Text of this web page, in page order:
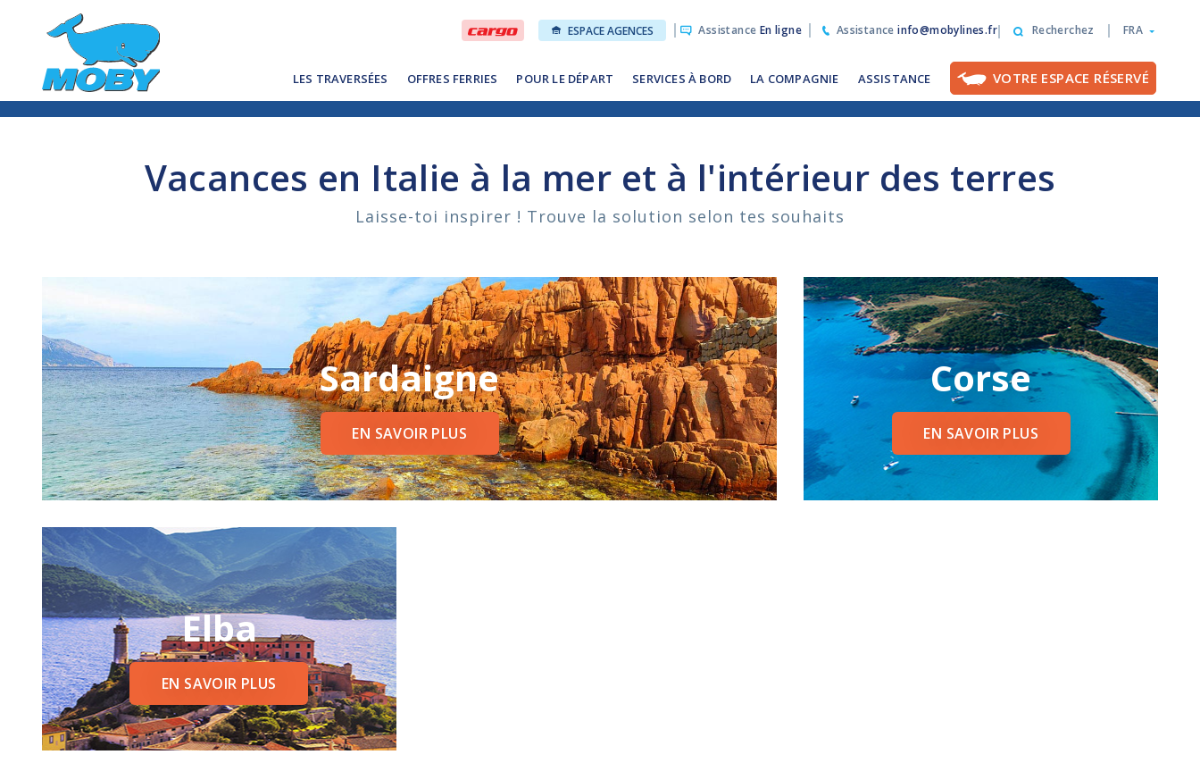
Recherchez FRA
LES TRAVERSÉES OFFRES FERRIES POUR LE DÉPART SERVICES À BORD LA COMPAGNIE ASSISTANCE VOTRE ESPACE RÉSERVÉ
ESPACE AGENCES Assistance En ligne Assistanceinfo@mobylines.fr
Vacances en Italie à la mer et à l'intérieur des terres
Laisse-toi inspirer ! Trouve la solution selon tes souhaits
Sardaigne
EN SAVOIR PLUS
Corse
EN SAVOIR PLUS
Elba
EN SAVOIR PLUS